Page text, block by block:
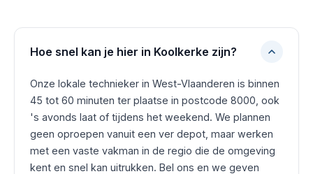
Hoe snel kan je hier in Koolkerke zijn?
Onze lokale technieker in West-Vlaanderen is binnen
45 tot 60 minuten ter plaatse in postcode 8000, ook
's avonds laat of tijdens het weekend. We plannen
geen oproepen vanuit een ver depot, maar werken
met een vaste vakman in de regio die de omgeving
kent en snel kan uitrukken. Bel ons en we geven